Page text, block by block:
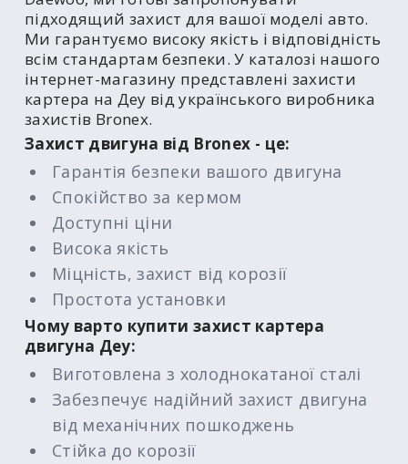
підходящий захист для вашої моделі авто.
Ми гарантуємо високу якість і відповідність
всім стандартам безпеки. У каталозі нашого
інтернет-магазину представлені захисти
картера на Деу від українського виробника
захистів Bronex.
Захист двигуна від Bronex - це:
Гарантія безпеки вашого двигуна
Спокійство за кермом
Доступні ціни
Висока якість
Міцність, захист від корозії
Простота установки
Чому варто купити захист картера
двигуна Деу:
Виготовлена з холоднокатаної сталі
Забезпечує надійний захист двигуна
від механічних пошкоджень
Стійка до корозії